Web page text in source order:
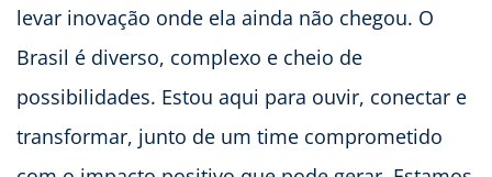
levar inovação onde ela ainda não chegou. O
Brasil é diverso, complexo e cheio de
possibilidades. Estou aqui para ouvir, conectar e
transformar, junto de um time comprometido